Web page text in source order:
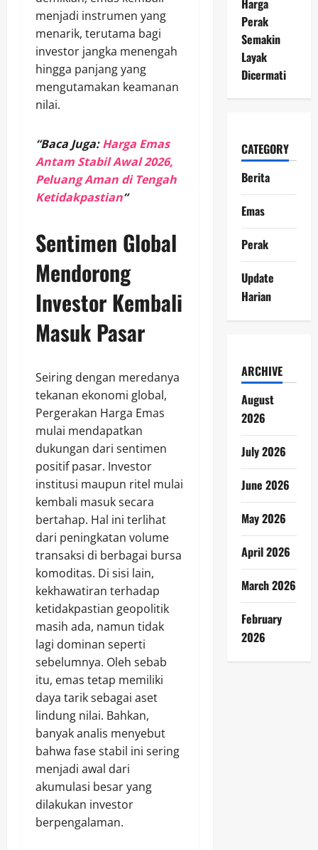
menjadi instrumen yang
menarik, terutama bagi
investor jangka menengah
hingga panjang yang
mengutamakan keamanan
nilai.
“Baca Juga:Harga Emas
Antam Stabil Awal 2026,
Peluang Aman di Tengah
Ketidakpastian“
Sentimen Global
Mendorong
Investor Kembali
Masuk Pasar
Seiring dengan meredanya
tekanan ekonomi global,
Pergerakan Harga Emas
mulai mendapatkan
dukungan dari sentimen
positif pasar. Investor
institusi maupun ritel mulai
kembali masuk secara
bertahap. Hal ini terlihat
dari peningkatan volume
transaksi di berbagai bursa
komoditas. Di sisi lain,
kekhawatiran terhadap
ketidakpastian geopolitik
masih ada, namun tidak
lagi dominan seperti
sebelumnya. Oleh sebab
itu, emas tetap memiliki
daya tarik sebagai aset
lindung nilai. Bahkan,
banyak analis menyebut
bahwa fase stabil ini sering
menjadi awal dari
akumulasi besar yang
dilakukan investor
berpengalaman.
Perak
Semakin
Layak
Dicermati
CATEGORY
Berita
Emas
Perak
Update
Harian
ARCHIVE
August
2026
July 2026
June 2026
May 2026
April 2026
March 2026
February
2026